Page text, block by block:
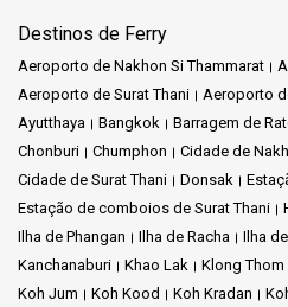
Destinos de Ferry
Aeroporto de Nakhon Si Thammarat
Aeroporto de Surat Thani
Aeroporto
Ayutthaya
Bangkok Barragem de
Chonburi
Chumphon
Cidade de
Cidade de Surat Thani
Donsak
Estação de comboios de Surat Thani
Ilha de Phangan
Ilha de Racha Ilha
Kanchanaburi
Khao Lak Klong Thom
Koh Jum
Koh Kood Koh Kradan